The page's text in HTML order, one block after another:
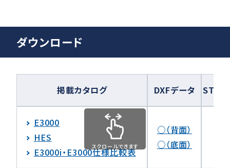
ダウンロード
掲載カタログ DXFデータ STEP
E3000
HES
E3000i・E3000仕様比較表
○（背面）
○（底面）
スクロールできます